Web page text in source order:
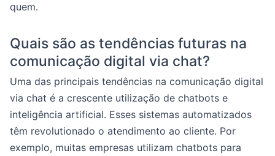
quem.
Quais são as tendências futuras na
comunicação digital via chat?
Uma das principais tendências na comunicação digital
via chat é a crescente utilização de chatbots e
inteligência artificial. Esses sistemas automatizados
têm revolutionado o atendimento ao cliente. Por
exemplo, muitas empresas utilizam chatbots para